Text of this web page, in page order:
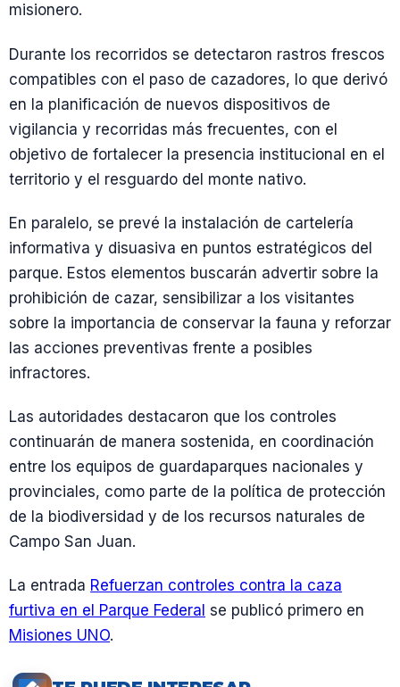
misionero.
Durante los recorridos se detectaron rastros frescos
compatibles con el paso de cazadores, lo que derivó
en la planificación de nuevos dispositivos de
vigilancia y recorridas más frecuentes, con el
objetivo de fortalecer la presencia institucional en el
territorio y el resguardo del monte nativo.
En paralelo, se prevé la instalación de cartelería
informativa y disuasiva en puntos estratégicos del
parque. Estos elementos buscarán advertir sobre la
prohibición de cazar, sensibilizar a los visitantes
sobre la importancia de conservar la fauna y reforzar
las acciones preventivas frente a posibles
infractores.
Las autoridades destacaron que los controles
continuarán de manera sostenida, en coordinación
entre los equipos de guardaparques nacionales y
provinciales, como parte de la política de protección
de la biodiversidad y de los recursos naturales de
Campo San Juan.
La entrada Refuerzan controles contra la caza
furtiva en el Parque Federal se publicó primero en
Misiones UNO.